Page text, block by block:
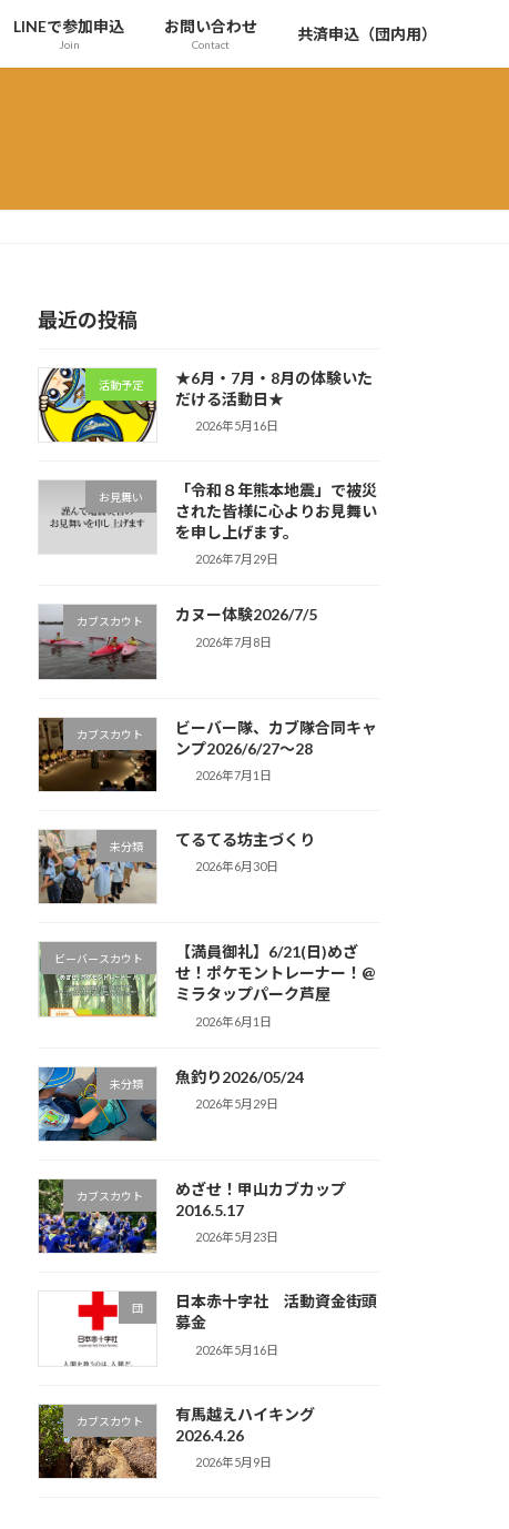
LINEで参加申込
Join
お問い合わせ
Contact
共済申込（団内用）
最近の投稿
活動予定
★6月・7月・8月の体験いた
だける活動日★
2026年5月16日
お見舞い
「令和８年熊本地震」で被災
された皆様に心よりお見舞い
を申し上げます。
2026年7月29日
カブスカウト カヌー体験2026/7/5
2026年7月8日
カブスカウト
ビーバー隊、カブ隊合同キャ
ンプ2026/6/27〜28
2026年7月1日
未分類 てるてる坊主づくり
2026年6月30日
ビーバースカウト
【満員御礼】6/21(日)めざ
せ！ポケモントレーナー！@
ミラタップパーク芦屋
2026年6月1日
未分類 魚釣り2026/05/24
2026年5月29日
カブスカウト
めざせ！甲山カブカップ
2016.5.17
2026年5月23日
団
日本赤十字社 活動資金街頭
募金
2026年5月16日
カブスカウト
有馬越えハイキング
2026.4.26
2026年5月9日